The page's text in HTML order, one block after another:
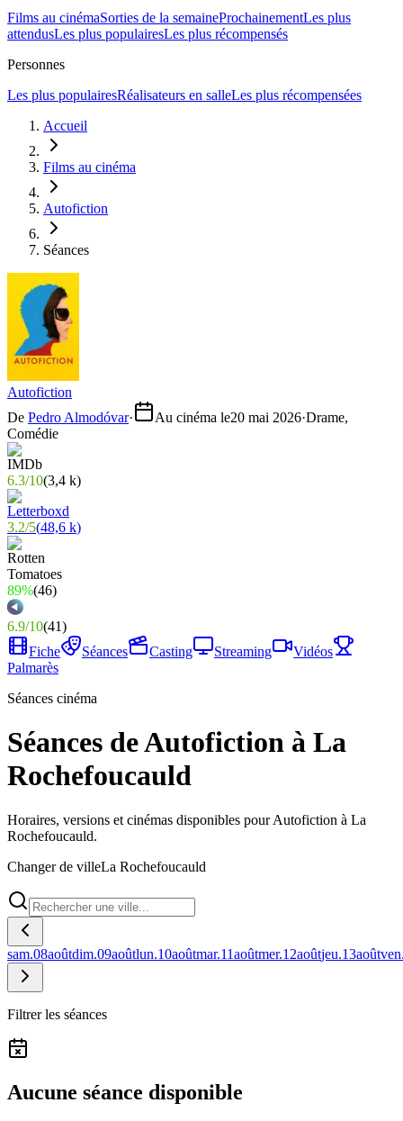
Films au cinémaSorties de la semaineProchainementLes plus
attendusLes plus populairesLes plus récompensés
Personnes
Les plus populairesRéalisateurs en salleLes plus récompensées
Accueil
Films au cinéma
Autofiction
Séances
Autofiction
De Pedro Almodóvar· Au cinéma le20 mai 2026·Drame,
Comédie
6.3/10(3,4 k)
3.2/5(48,6 k)
89%(46)
6.9/10(41)
Fiche
Séances Casting Streaming
Vidéos
Palmarès
Séances cinéma
Séances de Autofiction à La
Rochefoucauld
Horaires, versions et cinémas disponibles pour Autofiction à La
Rochefoucauld.
Changer de villeLa Rochefoucauld
sam.08aoûtdim.09aoûtlun.10aoûtmar.11aoûtmer.12aoûtjeu.13août
Filtrer les séances
Aucune séance disponible